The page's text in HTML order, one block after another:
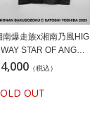
南爆走族x湘南乃風HIG
STAR OF ANGEL
ャツブラック(ステッ
（税込）
OUT